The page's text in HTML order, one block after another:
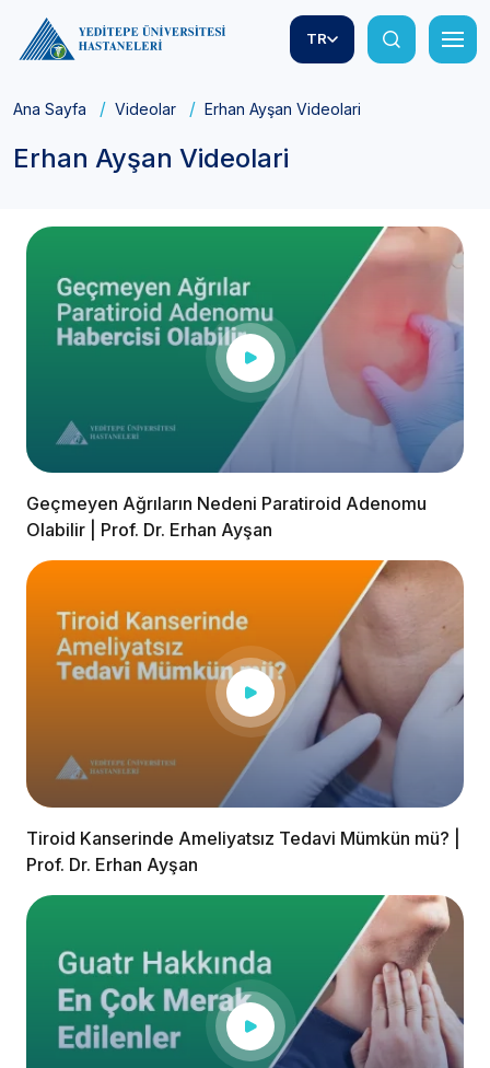
TR
Ana Sayfa Videolar Erhan Ayşan Videolari
Erhan Ayşan Videolari
Geçmeyen Ağrıların Nedeni Paratiroid Adenomu
Olabilir | Prof. Dr. Erhan Ayşan
Tiroid Kanserinde Ameliyatsız Tedavi Mümkün mü? |
Prof. Dr. Erhan Ayşan